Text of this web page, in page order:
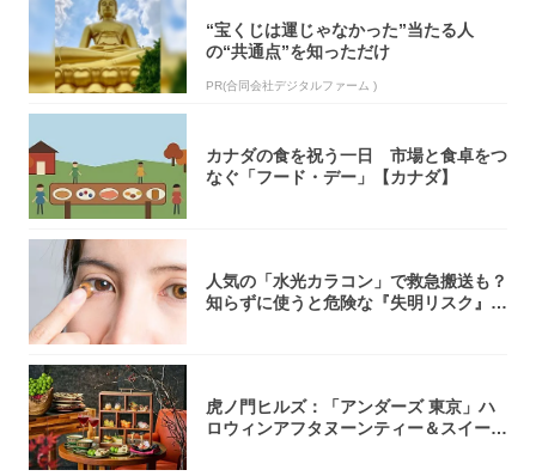
“宝くじは運じゃなかった”当たる人
の“共通点”を知っただけ
PR(合同会社デジタルファーム )
カナダの食を祝う一日 市場と食卓をつ
なぐ「フード・デー」【カナダ】
人気の「水光カラコン」で救急搬送も？
知らずに使うと危険な『失明リスク』と
虎ノ門ヒルズ：「アンダーズ 東京」ハ
ロウィンアフタヌーンティー＆スイーツ